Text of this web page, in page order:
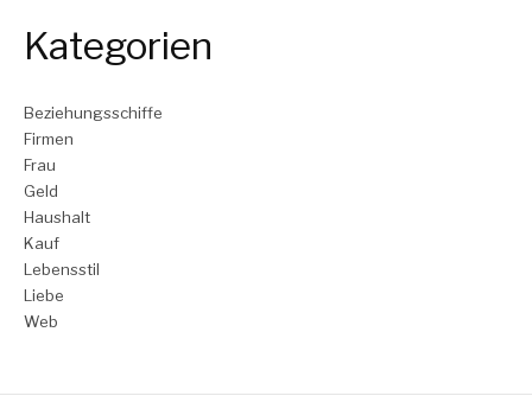
Kategorien
Beziehungsschiffe
Firmen
Frau
Geld
Haushalt
Kauf
Lebensstil
Liebe
Web